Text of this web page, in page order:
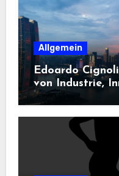
Allgemein
Edoardo
von Industrie,
Technologie